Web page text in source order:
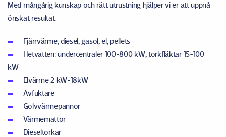
Med mångårig kunskap och rätt utrustning hjälper vi er att uppnå
önskat resultat.
Fjärrvärme, diesel, gasol, el, pellets
Hetvatten: undercentraler 100-800 kW, torkfläktar 15-100
kW
Elvärme 2 kW-18kW
Avfuktare
Golvvärmepannor
Värmemattor
Dieseltorkar